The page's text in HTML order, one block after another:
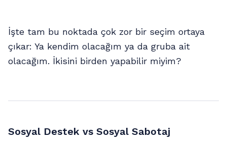
İşte tam bu noktada çok zor bir seçim ortaya
çıkar: Ya kendim olacağım ya da gruba ait
olacağım. İkisini birden yapabilir miyim?
Sosyal Destek vs Sosyal Sabotaj